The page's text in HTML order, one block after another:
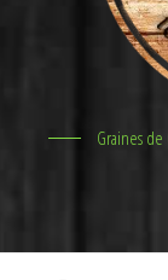
Graines